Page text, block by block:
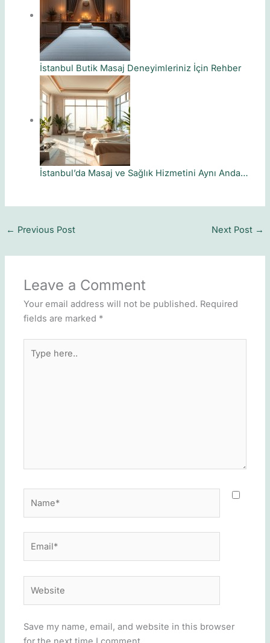
İstanbul Butik Masaj Deneyimleriniz İçin Rehber
İstanbul’da Masaj ve Sağlık Hizmetini Aynı Anda…
← Previous Post Next Post →
Leave a Comment
Your email address will not be published. Required
fields are marked *
here..
Save my name, email, and website in this browser